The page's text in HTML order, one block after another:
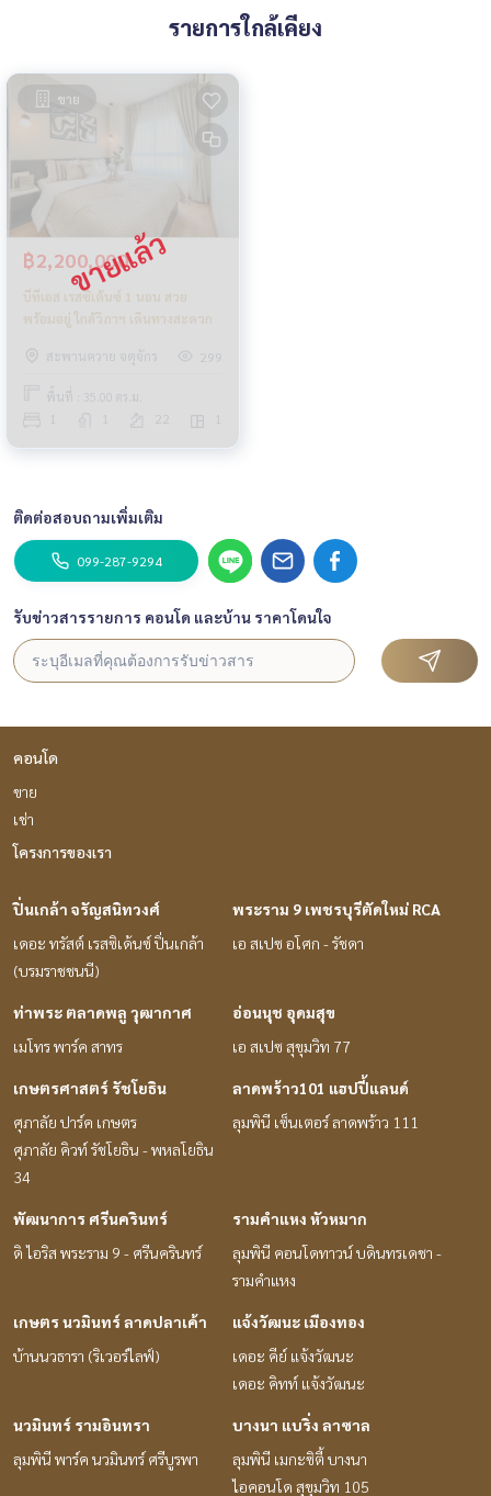
รายการใกล้เคียง
ขาย
฿2,200,000
บีทีเอส เรสซิเด้นซ์ 1 นอน สวย
พร้อมอยู่ ใกล้วิภาฯ เดินทางสะดวก
สะพานควาย จตุจักร 299
พื้นที่ : 35.00 ตร.ม.
1 1 22 1
ติดต่อสอบถามเพิ่มเติม
099-287-9294
รับข่าวสารรายการ คอนโด และบ้าน ราคาโดนใจ
คอนโด
ขาย
เช่า
โครงการของเรา
ปิ่นเกล้า จรัญสนิทวงศ์
เดอะ ทรัสต์ เรสซิเด้นซ์ ปิ่นเกล้า
(บรมราชชนนี)
พระราม 9 เพชรบุรีตัดใหม่ RCA
เอ สเปซ อโศก - รัชดา
ท่าพระ ตลาดพลู วุฒากาศ
เมโทร พาร์ค สาทร
อ่อนนุช อุดมสุข
เอ สเปซ สุขุมวิท 77
เกษตรศาสตร์ รัชโยธิน
ศุภาลัย ปาร์ค เกษตร
ศุภาลัย คิวท์ รัชโยธิน - พหลโยธิน
34
ลาดพร้าว101 แฮปปี้แลนด์
ลุมพินี เซ็นเตอร์ ลาดพร้าว 111
พัฒนาการ ศรีนครินทร์
ดิ ไอริส พระราม 9 - ศรีนครินทร์
รามคำแหง หัวหมาก
ลุมพินี คอนโดทาวน์ บดินทรเดชา -
รามคำแหง
เกษตร นวมินทร์ ลาดปลาเค้า
บ้านนวธารา (ริเวอร์ไลฟ์)
แจ้งวัฒนะ เมืองทอง
เดอะ คีย์ แจ้งวัฒนะ
เดอะ คิทท์ แจ้งวัฒนะ
นวมินทร์ รามอินทรา
ลุมพินี พาร์ค นวมินทร์ ศรีบูรพา
บางนา แบริ่ง ลาซาล
ลุมพินี เมกะซิตี้ บางนา
ไอคอนโด สุขุมวิท 105